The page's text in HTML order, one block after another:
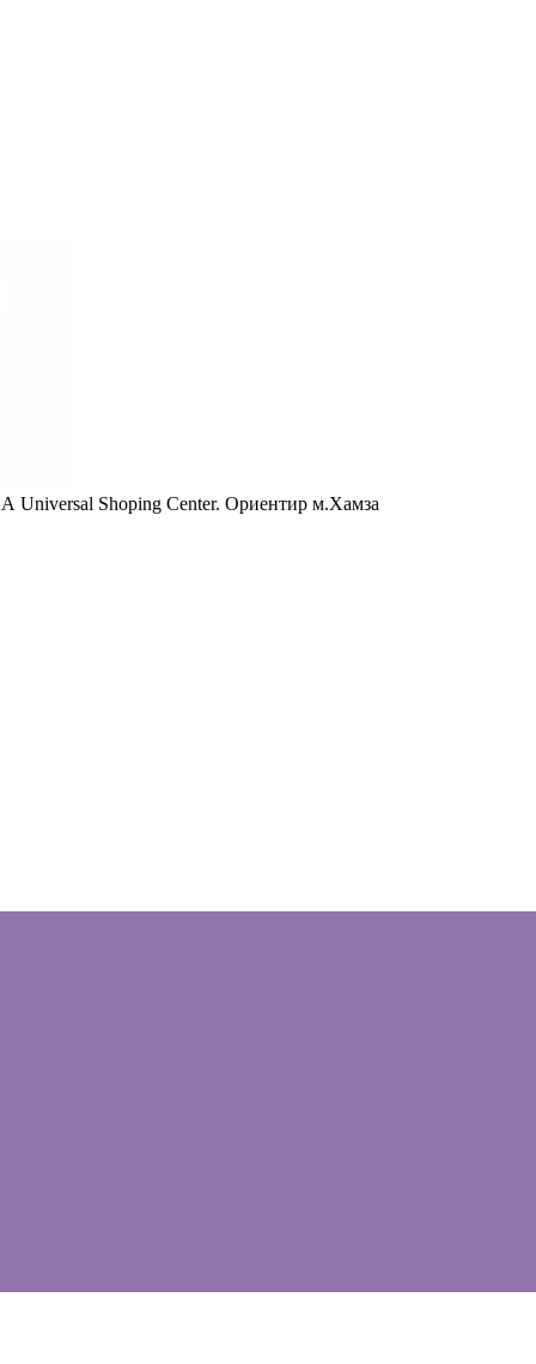
Universal Shoping Center. Ориентир м.Хамза